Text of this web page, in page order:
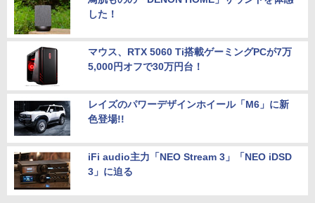
した！
マウス、RTX 5060 Ti搭載ゲーミングPCが7万
5,000円オフで30万円台！
レイズのパワーデザインホイール「M6」に新
色登場!!
iFi audio主力「NEO Stream 3」「NEO iDSD
3」に迫る